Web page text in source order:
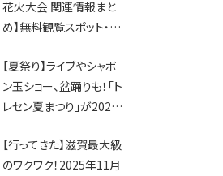
賀2店舗目★
花火大会 関連情報まと
め】無料観覧スポット・同
ップ・交通規制に近隣施
設の駐車場情報なども
要チェック★
【夏祭り】ライブやシャボ
ン玉ショー、盆踊りも！「ト
レセン夏まつり」が2026
【行ってきた】滋賀最大級
のワクワク！2025年11月